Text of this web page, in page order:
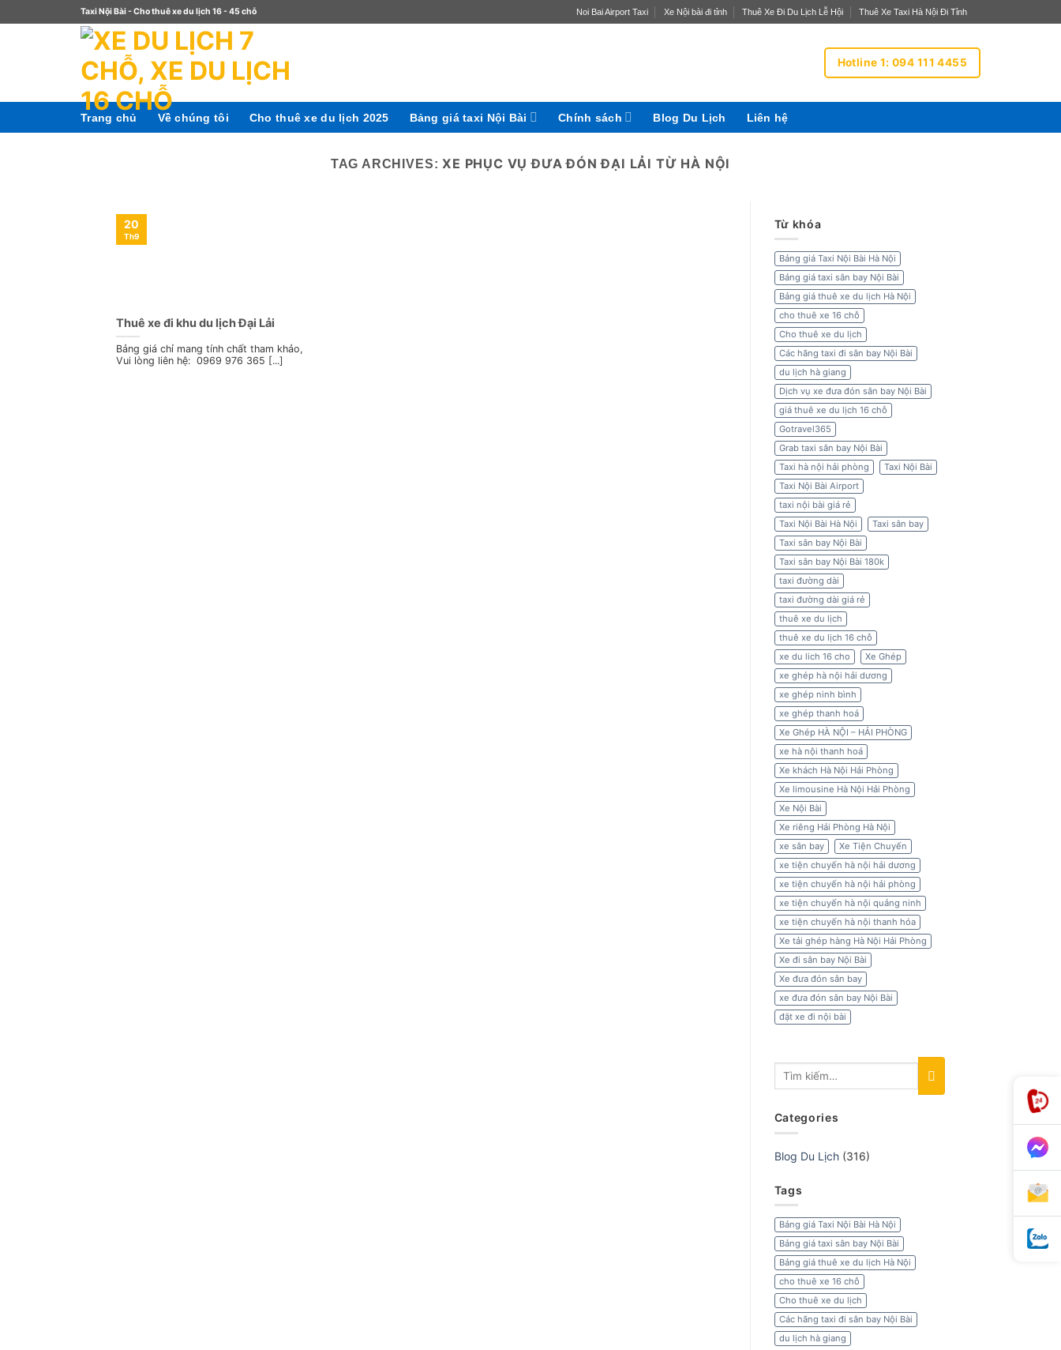
Taxi Nội Bài - Cho thuê xe du lịch 16 - 45 chỗ Noi Bai Airport Taxi Xe Nội bài đi tỉnh Thuê Xe Đi Du Lịch Lễ Hội Thuê Xe Taxi Hà Nội Đi Tỉnh
Hotline 1: 094 111 4455
Trang chủ Về chúng tôi Cho thuê xe du lịch 2025 Bảng giá taxi Nội Bài Chính sách Blog Du Lịch Liên hệ
TAG ARCHIVES:XE PHỤC VỤ ĐƯA ĐÓN ĐẠI LẢI TỪ HÀ NỘI
Thuê xe đi khu du lịch Đại Lải
Bảng giá chỉ mang tính chất tham khảo,
Vui lòng liên hệ: 0969 976 365 [...]
20
Th9
Từ khóa
Bảng giá Taxi Nội Bài Hà Nội
Bảng giá taxi sân bay Nội Bài
Bảng giá thuê xe du lịch Hà Nội
cho thuê xe 16 chỗ
Cho thuê xe du lịch
Các hãng taxi đi sân bay Nội Bài
du lịch hà giang
Dịch vụ xe đưa đón sân bay Nội Bài
giá thuê xe du lịch 16 chỗ
Gotravel365
Grab taxi sân bay Nội Bài
Taxi hà nội hải phòng
Taxi Nội Bài
Taxi Nội Bài Airport
taxi nội bài giá rẻ
Taxi Nội Bài Hà Nội
Taxi sân bay
Taxi sân bay Nội Bài
Taxi sân bay Nội Bài 180k
taxi đường dài
taxi đường dài giá rẻ
thuê xe du lịch
thuê xe du lịch 16 chỗ
xe du lich 16 cho
Xe Ghép
xe ghép hà nội hải dương
xe ghép ninh bình
xe ghép thanh hoá
Xe Ghép HÀ NỘI – HẢI PHÒNG
xe hà nội thanh hoá
Xe khách Hà Nội Hải Phòng
Xe limousine Hà Nội Hải Phòng
Xe Nội Bài
Xe riêng Hải Phòng Hà Nội
xe sân bay
Xe Tiện Chuyến
xe tiện chuyến hà nội hải dương
xe tiện chuyến hà nội hải phòng
xe tiện chuyến hà nội quảng ninh
xe tiện chuyến hà nội thanh hóa
Xe tải ghép hàng Hà Nội Hải Phòng
Xe đi sân bay Nội Bài
Xe đưa đón sân bay
xe đưa đón sân bay Nội Bài
đặt xe đi nội bài
Categories
Blog Du Lịch(316)
Tags
Bảng giá Taxi Nội Bài Hà Nội
Bảng giá taxi sân bay Nội Bài
Bảng giá thuê xe du lịch Hà Nội
cho thuê xe 16 chỗ
Cho thuê xe du lịch
Các hãng taxi đi sân bay Nội Bài
du lịch hà giang